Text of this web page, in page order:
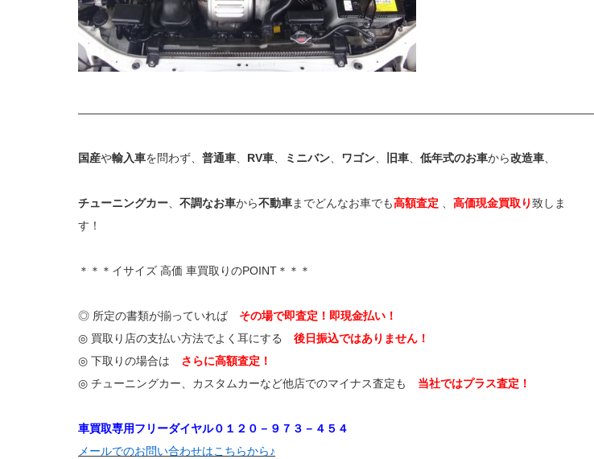
国産や輸入車を問わず、 普通車 RV車 ミニバン ワゴン 旧車 低年式のお車から改造車
チューニングカー 不調なお車から不動車までどんなお車でも高額査定 高価現金買取り致しま
す！
＊＊＊イサイズ 高価 車買取りのPOINT＊＊＊
◎ 所定の書類が揃っていれば その場で即査定！即現金払い！
◎ 買取り店の支払い方法でよく耳にする 後日振込ではありません！
◎ 下取りの場合は さらに高額査定！
◎ チューニングカー、カスタムカーなど他店でのマイナス査定も 当社ではプラス査定！
車買取専用フリーダイヤル０１２０－９７３－４５４
メールでのお問い合わせはこちらから♪